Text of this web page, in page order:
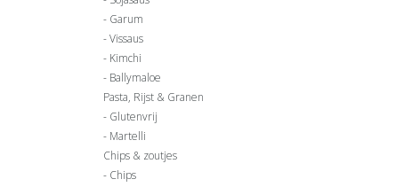
Garum
Vissaus
Kimchi
Ballymaloe
Pasta, Rijst & Granen
Glutenvrij
Martelli
Chips & zoutjes
Chips